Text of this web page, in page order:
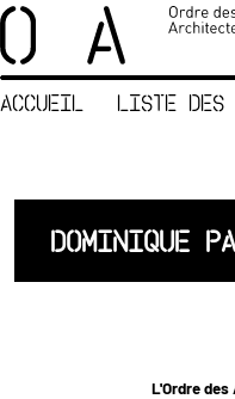
ACCUEIL LISTE DES
DOMINIQUE
L'Ordre